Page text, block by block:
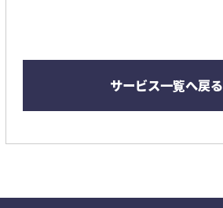
サービス一覧へ戻る